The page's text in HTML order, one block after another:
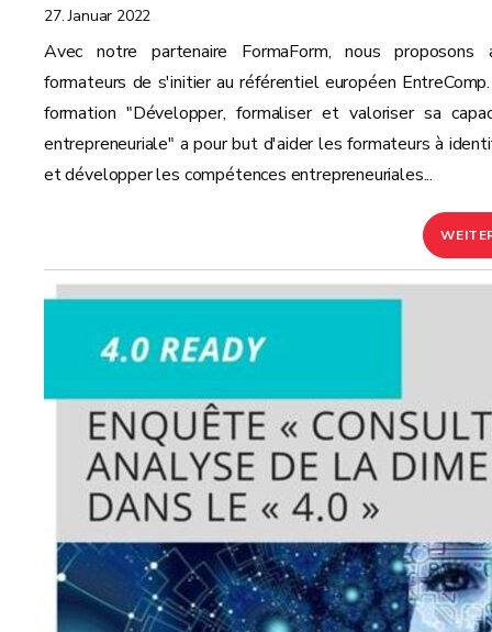
27. Januar 2022
Avec notre partenaire FormaForm, nous proposons
formateurs de s'initier au référentiel européen
formation "Développer, formaliser et valoriser sa
entrepreneuriale" a pour but d'aider les formateurs à
et développer les compétences entrepreneuriales...